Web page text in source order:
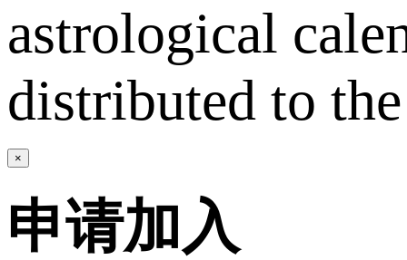
astrological
distributed to
×
申请加入